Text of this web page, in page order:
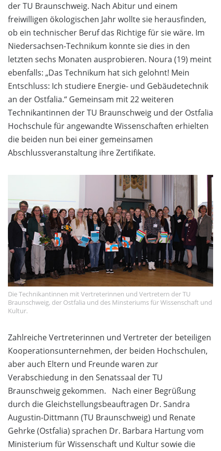
der TU Braunschweig. Nach Abitur und einem
freiwilligen ökologischen Jahr wollte sie herausfinden,
ob ein technischer Beruf das Richtige für sie wäre. Im
Niedersachsen-Technikum konnte sie dies in den
letzten sechs Monaten ausprobieren. Noura (19) meint
ebenfalls: „Das Technikum hat sich gelohnt! Mein
Entschluss: Ich studiere Energie- und Gebäudetechnik
an der Ostfalia.“ Gemeinsam mit 22 weiteren
Technikantinnen der TU Braunschweig und der Ostfalia
Hochschule für angewandte Wissenschaften erhielten
die beiden nun bei einer gemeinsamen
Abschlussveranstaltung ihre Zertifikate.
Die Technikantinnen mit Vertreterinnen und Vertretern der TU
Braunschweig, der Ostfalia und des Minsteriums für Wissenschaft und
Kultur.
Zahlreiche Vertreterinnen und Vertreter der beteiligen
Kooperationsunternehmen, der beiden Hochschulen,
aber auch Eltern und Freunde waren zur
Verabschiedung in den Senatssaal der TU
Braunschweig gekommen. Nach einer Begrüßung
durch die Gleichstellungsbeauftragen Dr. Sandra
Augustin-Dittmann (TU Braunschweig) und Renate
Gehrke (Ostfalia) sprachen Dr. Barbara Hartung vom
Ministerium für Wissenschaft und Kultur sowie die